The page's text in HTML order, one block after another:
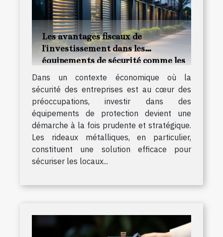
Les avantages fiscaux de
l'investissement dans les
équipements de sécurité comme les
rideaux métalliques
Dans un contexte économique où la
sécurité des entreprises est au cœur des
préoccupations, investir dans des
équipements de protection devient une
démarche à la fois prudente et stratégique.
Les rideaux métalliques, en particulier,
constituent une solution efficace pour
sécuriser les locaux...